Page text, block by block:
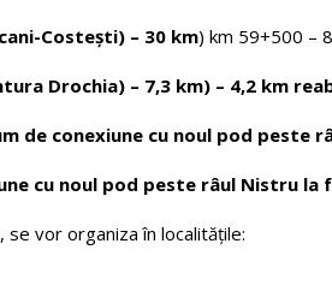
Costești) – 30 km) km 59+500 –
Drochia) – 7,3 km) – 4,2 km
de conexiune cu noul pod
cu noul pod peste râul Nistru
, se vor organiza în localitățile: